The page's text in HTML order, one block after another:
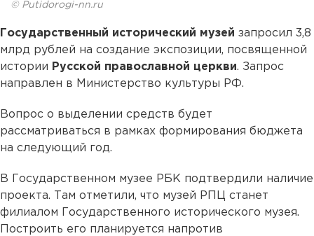
© Putidorogi-nn.ru
Государственный исторический музей запросил 3,8
млрд рублей на создание экспозиции, посвященной
истории Русской православной церкви. Запрос
направлен в Министерство культуры РФ.
Вопрос о выделении средств будет
рассматриваться в рамках формирования бюджета
на следующий год.
В Государственном музее РБК подтвердили наличие
проекта. Там отметили, что музей РПЦ станет
филиалом Государственного исторического музея.
Построить его планируется напротив